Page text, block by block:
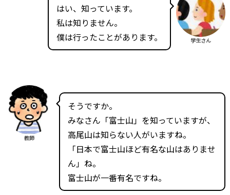
はい、知っています。
私は知りません。
僕は行ったことがあります。
学生さん
教師
そうですか。
みなさん「富士山」を知っていますが、
高尾山は知らない人がいますね。
「日本で富士山ほど有名な山はありませ
ん」ね。
富士山が一番有名ですね。